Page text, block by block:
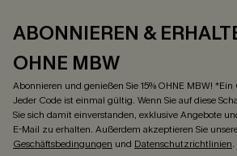
ABONNIEREN &
OHNE MBW
Abonnieren und genießen Sie 15% OHNE MBW!
Jeder Code ist einmal gültig. Wenn Sie auf diese
Sie sich damit einverstanden, exklusive Angebote
E-Mail zu erhalten. Außerdem akzeptieren Sie
Geschäftsbedingungen und Datenschutzrichtlinien